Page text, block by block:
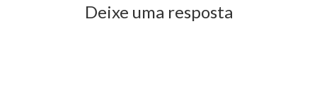
Deixe uma resposta